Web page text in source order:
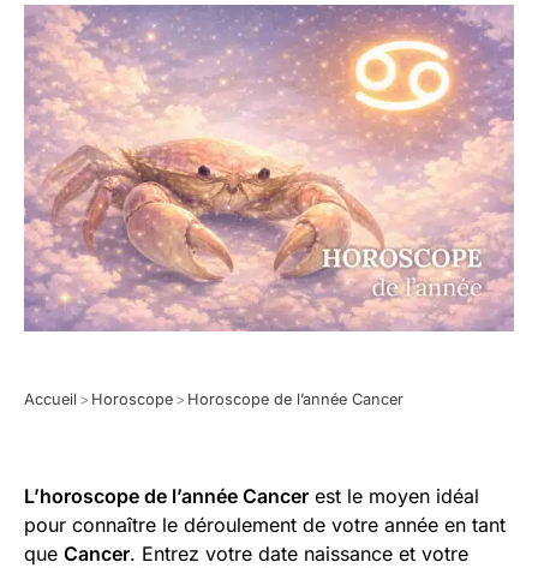
Accueil > Horoscope > Horoscope de l’année Cancer
L’horoscope de l’année Cancer est le moyen idéal
pour connaître le déroulement de votre année en tant
que Cancer. Entrez votre date naissance et votre